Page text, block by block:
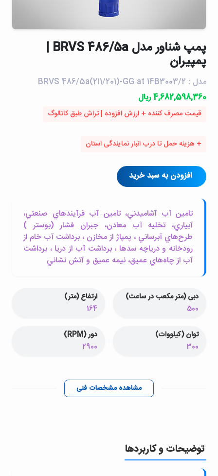
پمپ شناور مدل BRVS 486/5a |
پمپیران
مدل : BRVS 486/5a(211/201)-GG at 14B3003/2
4,682,598,360 ریال
قیمت مصرف کننده + ارزش افزوده | تراش طبق کاتالوگ
+ هزینه حمل تا درب انبار نمایندگی استان
افزودن به سبد خرید
تامين آب آشاميدني، تامين آب فرآيندهاي صنعتي،
آبياري، تخليه آب معادن، جبران فشار (بوستر )
طرح‌هاي آبرساني ، پمپاژ از مخازن ، برداشت آب خام از
رودخانه و درياچه سدها ، برداشت آب از دريا ، برداشت
آب از چاه‌هاي عميق، نيمه عميق و آتش نشاني
دبی (متر مکعب در ساعت)
500
ارتفاع (متر)
164
توان (کیلووات)
300
دور (RPM)
2900
مشاهده مشخصات فنی
توضیحات و کاربردها